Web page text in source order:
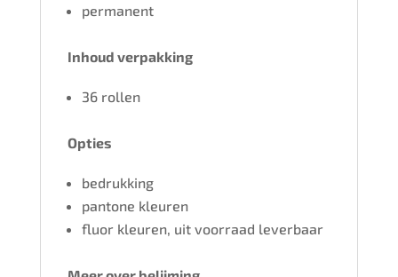
permanent
Inhoud verpakking
36 rollen
Opties
bedrukking
pantone kleuren
fluor kleuren, uit voorraad leverbaar